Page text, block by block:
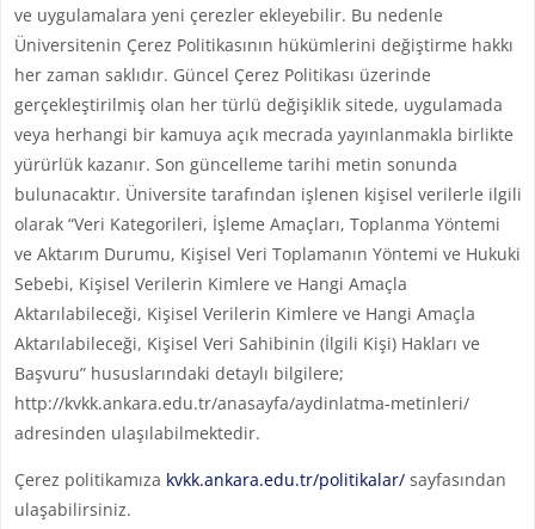
ve uygulamalara yeni çerezler ekleyebilir. Bu nedenle
Üniversitenin Çerez Politikasının hükümlerini değiştirme hakkı
her zaman saklıdır. Güncel Çerez Politikası üzerinde
gerçekleştirilmiş olan her türlü değişiklik sitede, uygulamada
veya herhangi bir kamuya açık mecrada yayınlanmakla birlikte
yürürlük kazanır. Son güncelleme tarihi metin sonunda
bulunacaktır. Üniversite tarafından işlenen kişisel verilerle ilgili
olarak “Veri Kategorileri, İşleme Amaçları, Toplanma Yöntemi
ve Aktarım Durumu, Kişisel Veri Toplamanın Yöntemi ve Hukuki
Sebebi, Kişisel Verilerin Kimlere ve Hangi Amaçla
Aktarılabileceği, Kişisel Verilerin Kimlere ve Hangi Amaçla
Aktarılabileceği, Kişisel Veri Sahibinin (İlgili Kişi) Hakları ve
Başvuru” hususlarındaki detaylı bilgilere;
http://kvkk.ankara.edu.tr/anasayfa/aydinlatma-metinleri/
adresinden ulaşılabilmektedir.
Çerez politikamıza kvkk.ankara.edu.tr/politikalar/sayfasından
ulaşabilirsiniz.